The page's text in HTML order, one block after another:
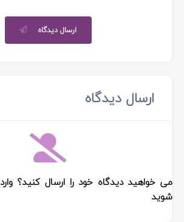
ارسال دیدگاه
ارسال دیدگاه
می خواهید دیدگاه خود را ارسال کنید؟
شوید